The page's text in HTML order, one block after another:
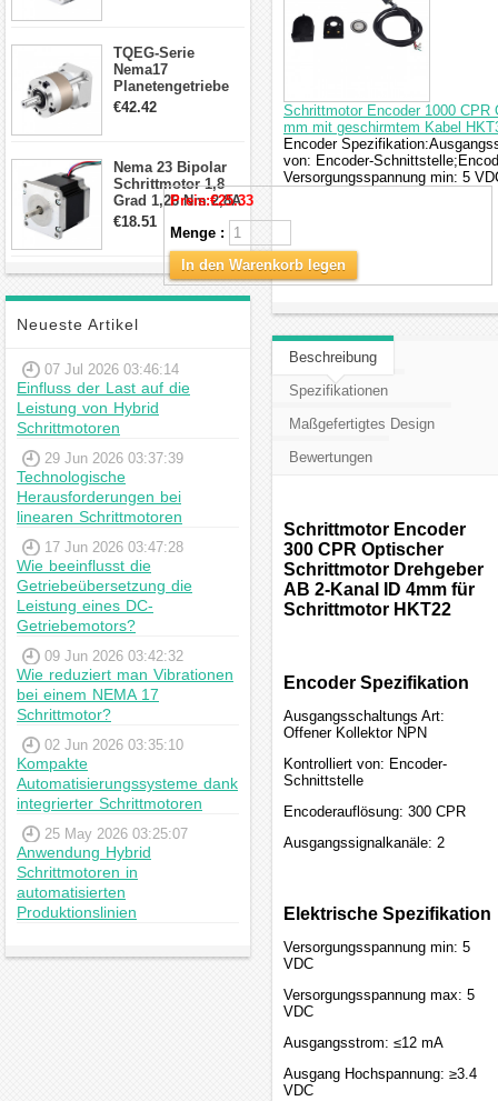
TQEG-Serie
Nema17
Planetengetriebe
10:1 Spiel 15Arc-
€42.42
Nema 23 Bipolar
Schrittmotor 1,8
Grad 1,26 Nm 2,8A
2,5V 4 Drähte
23hs22-2804s
Schrittmotor
€18.51
Neueste Artikel
07 Jul 2026 03:46:14
Einfluss der Last auf die
Leistung von Hybrid
Schrittmotoren
29 Jun 2026 03:37:39
Technologische
Herausforderungen bei
linearen Schrittmotoren
17 Jun 2026 03:47:28
Wie beeinflusst die
Getriebeübersetzung die
Leistung eines DC-
Getriebemotors?
09 Jun 2026 03:42:32
Wie reduziert man Vibrationen
bei einem NEMA 17
Schrittmotor?
02 Jun 2026 03:35:10
Kompakte
Automatisierungssysteme dank
integrierter Schrittmotoren
25 May 2026 03:25:07
Anwendung Hybrid
Schrittmotoren in
automatisierten
Produktionslinien
Schrittmotor Encoder 1000 CPR
mm mit geschirmtem Kabel
Encoder
von: Encoder-
Versorgungsspannung min: 5
Preis:€25.33
Menge :
In den Warenkorb legen
Beschreibung
Spezifikationen
Maßgefertigtes Design
Bewertungen
Schrittmotor Encoder
300 CPR Optischer
Schrittmotor Drehgeber
AB 2-Kanal ID 4mm für
Schrittmotor HKT22
Encoder Spezifikation
Ausgangsschaltungs Art:
Offener Kollektor NPN
Kontrolliert von: Encoder-
Schnittstelle
Encoderauflösung: 300 CPR
Ausgangssignalkanäle: 2
Elektrische Spezifikation
Versorgungsspannung min: 5
VDC
Versorgungsspannung max: 5
VDC
Ausgangsstrom: ≤12 mA
Ausgang Hochspannung: ≥3.4
VDC